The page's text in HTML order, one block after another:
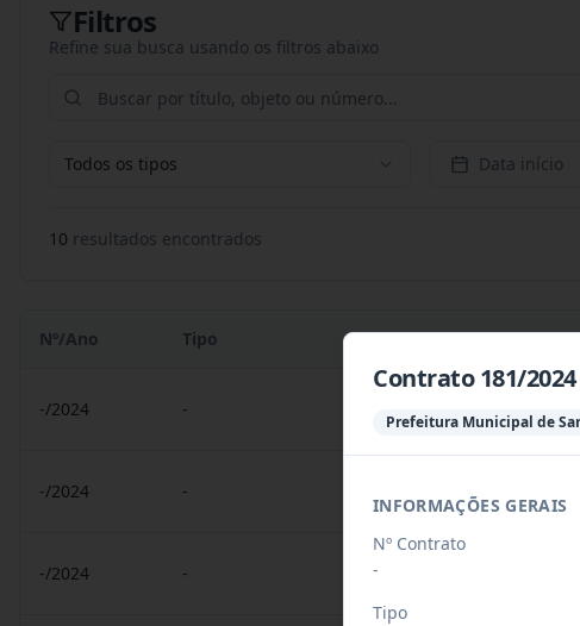
Filtros
Refine sua busca usando os filtros abaixo
Todos os tipos Data início
10 resultados encontrados
Nº/Ano Tipo Objeto
-/2024 -
-/2024 - Contrato 181/2024 - Max
-/2024 - Contrato 178/2024 - Criativa
Contrato 181/
Prefeitura Municipal de
INFORMAÇÕES GERAIS
Nº Contrato
-
Tipo